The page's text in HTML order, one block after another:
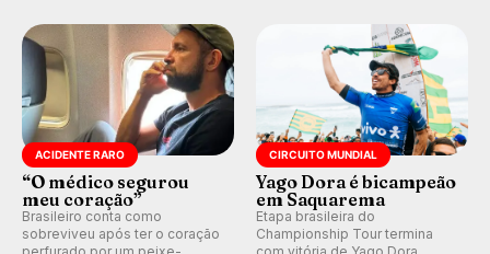
ondas para até 16 dias.
ACIDENTE RARO
“O médico segurou
meu coração”
Brasileiro conta como
sobreviveu após ter o coração
CIRCUITO MUNDIAL
Yago Dora é bicampeão
em Saquarema
Etapa brasileira do
Championship Tour termina